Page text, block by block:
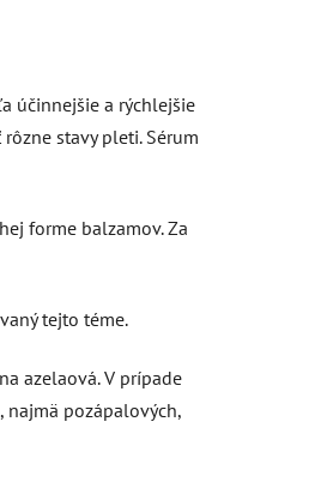
účinnejšie a rýchlejšie
stavy pleti. Sérum
forme balzamov. Za
tejto téme.
azelaová. V prípade
najmä pozápalových,